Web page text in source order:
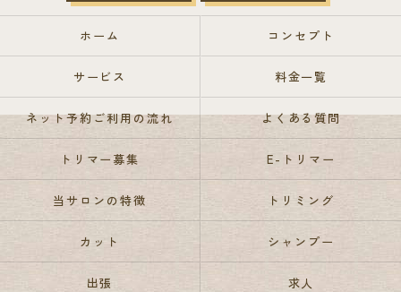
ホーム コンセプト
サービス 料金一覧
ネット予約ご利用の流れ よくある質問
トリマー募集 E-トリマー
当サロンの特徴 トリミング
カット シャンプー
出張 求人